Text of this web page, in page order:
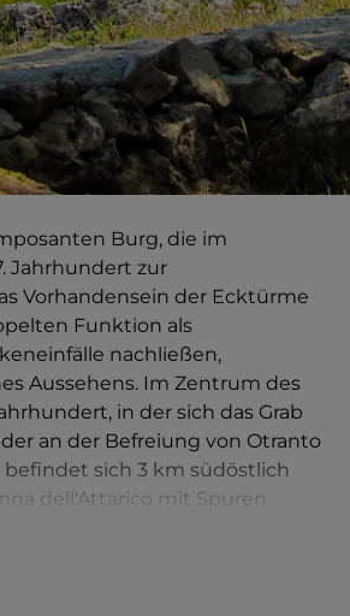
Burg, die im
Jahrhundert zur
Vorhandensein der Ecktürme
Funktion als
nachließen,
Aussehens. Im Zentrum des
in der sich das Grab
an der Befreiung von Otranto
befindet sich 3 km südöstlich
dell'Attarico mit Spuren
der Adria ein.